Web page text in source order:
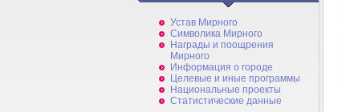
Устав Мирного
Символика Мирного
Награды и поощрения
Мирного
Информация о городе
Целевые и иные программы
Национальные проекты
Статистические данные